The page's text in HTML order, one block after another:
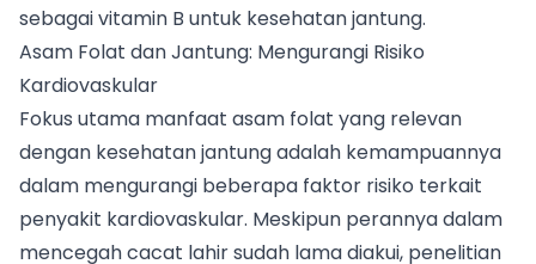
sebagai vitamin B untuk kesehatan jantung.
Asam Folat dan Jantung: Mengurangi Risiko
Kardiovaskular
Fokus utama manfaat asam folat yang relevan
dengan kesehatan jantung adalah kemampuannya
dalam mengurangi beberapa faktor risiko terkait
penyakit kardiovaskular. Meskipun perannya dalam
mencegah cacat lahir sudah lama diakui, penelitian